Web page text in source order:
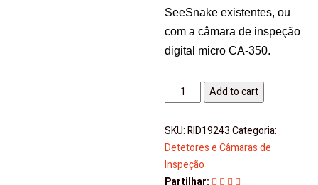
SeeSnake existentes, ou
com a câmara de inspeção
digital micro CA-350.
Add to cart
SKU:RID19243 Categoria:
Detetores e Câmaras de
Inspeção
Partilhar: